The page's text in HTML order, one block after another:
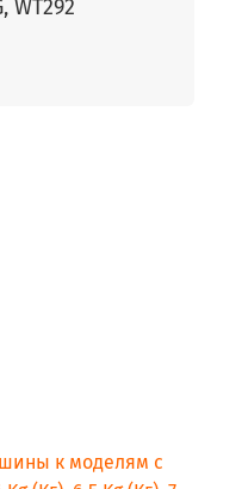
WT292
к моделям с